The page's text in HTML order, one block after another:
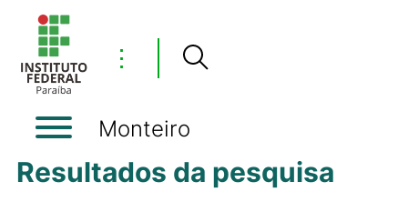
⋮
Monteiro
Resultados da pesquisa